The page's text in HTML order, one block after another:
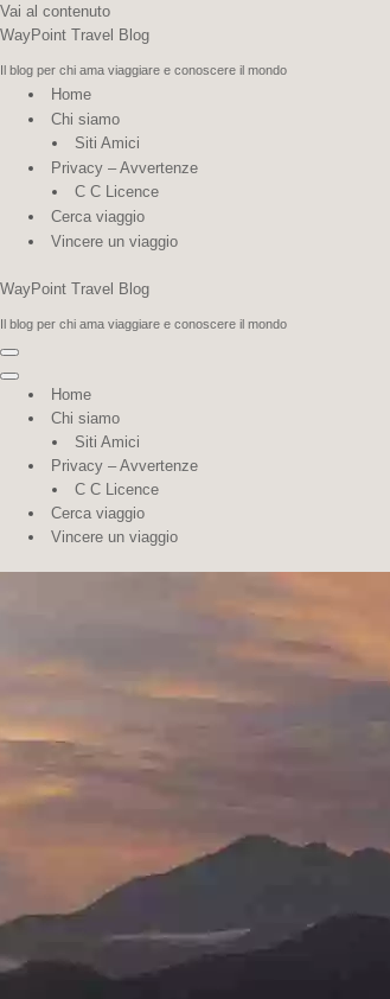
Vai al contenuto
WayPoint Travel Blog
Il blog per chi ama viaggiare e conoscere il mondo
Home
Chi siamo
Siti Amici
Privacy – Avvertenze
C C Licence
Cerca viaggio
Vincere un viaggio
WayPoint Travel Blog
Il blog per chi ama viaggiare e conoscere il mondo
Menu di navigazione
Menu di navigazione
Home
Chi siamo
Siti Amici
Privacy – Avvertenze
C C Licence
Cerca viaggio
Vincere un viaggio